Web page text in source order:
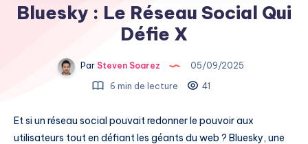
Bluesky : Le Réseau Social Qui
Défie X
ParSteven Soarez
05/09/2025
6 min de lecture
41
Et si un réseau social pouvait redonner le pouvoir aux
utilisateurs tout en défiant les géants du web ? Bluesky, une